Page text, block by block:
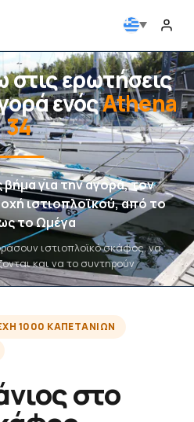
ερωτήσεις
ενόςAthena
34
για την αγορά, τον
ιστιοπλοϊκού, από το
το Ωμέγα
ιστιοπλοϊκό σκάφος, να
και να το συντηρούν
1000 ΚΑΠΕΤΆΝΙΩΝ
στο